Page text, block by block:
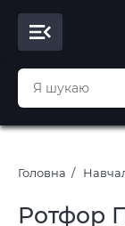
Головна
Ротфор